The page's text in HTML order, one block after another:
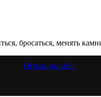
бросаться, менять
Играть онлайн